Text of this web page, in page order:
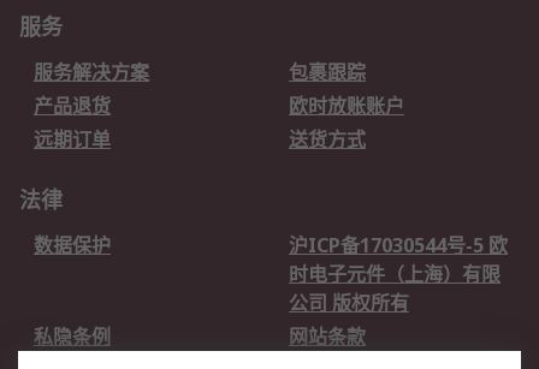
服务
服务解决方案
包裹跟踪
产品退货
欧时放账账户
远期订单
送货方式
法律
数据保护
沪ICP备17030544号-5 欧
时电子元件（上海）有限
公司 版权所有
私隐条例
网站条款